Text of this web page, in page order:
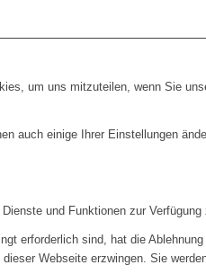
um uns mitzuteilen, wenn Sie
auch einige Ihrer Einstellungen
und Funktionen zur Verfügung
erforderlich sind, hat die
Webseite erzwingen. Sie